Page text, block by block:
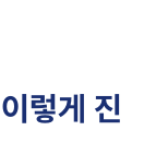
렇게 진